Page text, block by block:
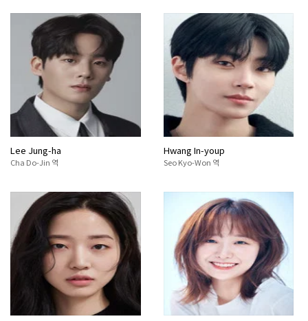
Lee Jung-ha
Cha Do-Jin 역
Hwang In-youp
Seo Kyo-Won 역